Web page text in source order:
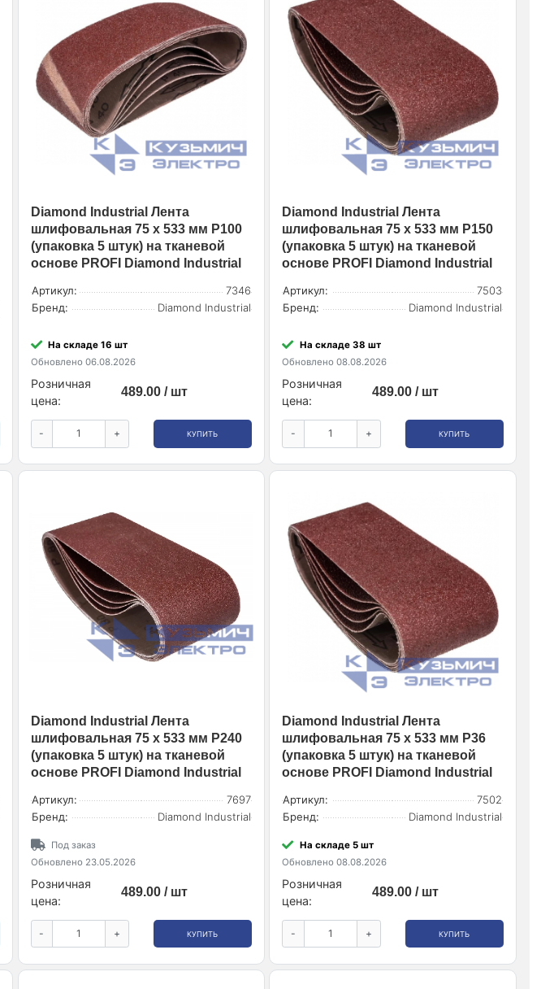
Diamond Industrial Лента
шлифовальная 75 х 533 мм Р100
(упаковка 5 штук) на тканевой
основе PROFI Diamond Industrial
Артикул:
7346
Бренд:
Diamond Industrial
На складе 16 шт
Обновлено 06.08.2026
Розничная
цена:
489.00 / шт
- + КУПИТЬ
Diamond Industrial Лента
шлифовальная 75 х 533 мм Р150
(упаковка 5 штук) на тканевой
основе PROFI Diamond Industrial
Артикул:
7503
Бренд:
Diamond Industrial
На складе 38 шт
Обновлено 08.08.2026
Розничная
цена:
489.00 / шт
- + КУПИТЬ
Diamond Industrial Лента
шлифовальная 75 х 533 мм Р240
(упаковка 5 штук) на тканевой
основе PROFI Diamond Industrial
Артикул:
7697
Бренд:
Diamond Industrial
Под заказ
Обновлено 23.05.2026
Розничная
цена:
489.00 / шт
- + КУПИТЬ
Diamond Industrial Лента
шлифовальная 75 х 533 мм Р36
(упаковка 5 штук) на тканевой
основе PROFI Diamond Industrial
Артикул:
7502
Бренд:
Diamond Industrial
На складе 5 шт
Обновлено 08.08.2026
Розничная
цена:
489.00 / шт
- + КУПИТЬ